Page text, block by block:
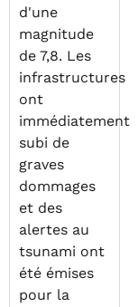
d'une
magnitude
de 7,8. Les
infrastructures
ont
immédiatement
subi de
graves
dommages
et des
alertes au
tsunami ont
été émises
pour la